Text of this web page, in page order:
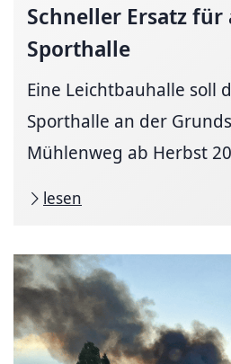
Schneller Ersatz
Sporthalle
Eine Leichtbauhalle soll
Sporthalle an der
Mühlenweg ab Herbst
lesen